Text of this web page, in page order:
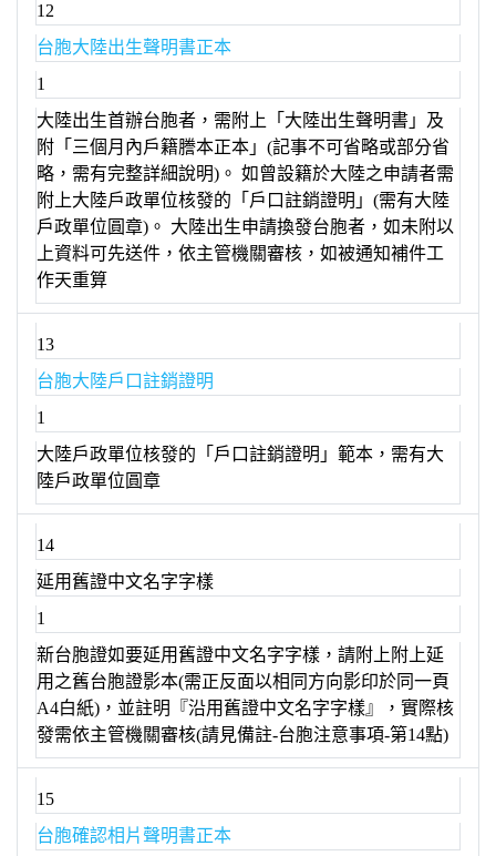
12
台胞大陸出生聲明書正本
1
大陸出生首辦台胞者，需附上「大陸出生聲明書」及
附「三個月內戶籍謄本正本」(記事不可省略或部分省
略，需有完整詳細說明)。 如曾設籍於大陸之申請者需
附上大陸戶政單位核發的「戶口註銷證明」(需有大陸
戶政單位圓章)。 大陸出生申請換發台胞者，如未附以
上資料可先送件，依主管機關審核，如被通知補件工
作天重算
13
台胞大陸戶口註銷證明
1
大陸戶政單位核發的「戶口註銷證明」範本，需有大
陸戶政單位圓章
14
延用舊證中文名字字樣
1
新台胞證如要延用舊證中文名字字樣，請附上附上延
用之舊台胞證影本(需正反面以相同方向影印於同一頁
A4白紙)，並註明『沿用舊證中文名字字樣』，實際核
發需依主管機關審核(請見備註-台胞注意事項-第14點)
15
台胞確認相片聲明書正本